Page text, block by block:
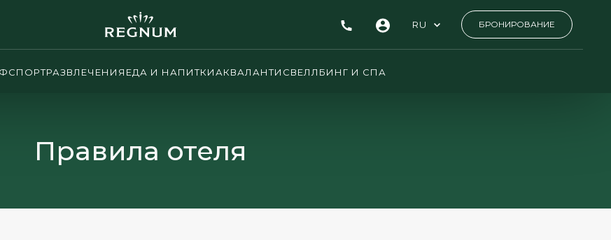
RU БРОНИРОВАНИЕ
СПОРТРАЗВЛЕЧЕНИЯ ЕДА И НАПИТКИАКВАЛАНТИСВЕЛЛБИНГ И СПА
Правила отеля